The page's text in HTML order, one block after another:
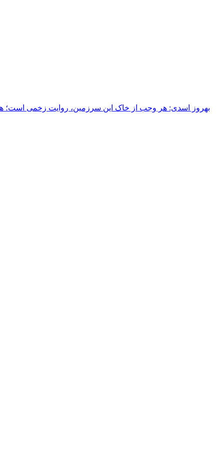
بهروز اسدی: هر وجب از خاک‌ این سرزمین، روایت زخمی است؛